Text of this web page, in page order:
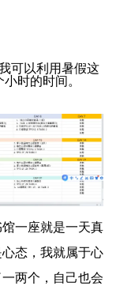
可以利用暑假这
时的时间。
一座就是一天真
态，我就属于心
两个，自己也会